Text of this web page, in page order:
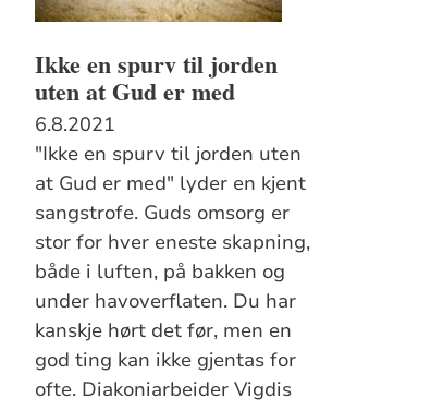
Ikke en spurv til jorden
uten at Gud er med
6.8.2021
"Ikke en spurv til jorden uten
at Gud er med" lyder en kjent
sangstrofe. Guds omsorg er
stor for hver eneste skapning,
både i luften, på bakken og
under havoverflaten. Du har
kanskje hørt det før, men en
god ting kan ikke gjentas for
ofte. Diakoniarbeider Vigdis